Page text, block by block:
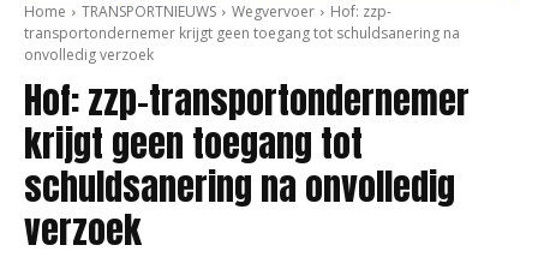
Home TRANSPORTNIEUWS Wegvervoer
Hof: zzp-
transportondernemer krijgt geen toegang tot schuldsanering na
onvolledig verzoek
Hof: zzp-transportondernemer
krijgt geen toegang tot
schuldsanering na onvolledig
verzoek